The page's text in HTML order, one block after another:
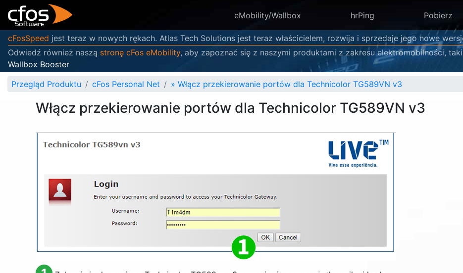
eMobility/Wallbox hrPing Pobierz
cFosSpeed jest teraz w nowych rękach. Atlas Tech Solutions jest teraz właścicielem, rozwija i sprzedaje jego nowe
Odwiedź również naszą stronę cFos eMobility, aby zapoznać się z naszymi produktami z zakresu elektromobilności,
Wallbox Booster
Przegląd Produktu
cFos Personal Net » Włącz przekierowanie portów dla Technicolor TG589VN v3
Włącz przekierowanie portów dla Technicolor TG589VN v3